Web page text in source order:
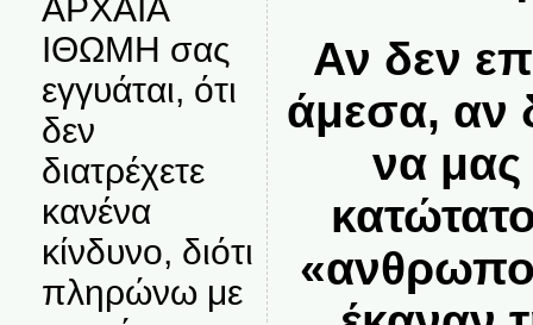
ΑΡΧΑΙΑ
ΙΘΩΜΗ σας
εγγυάται, ότι
δεν
διατρέχετε
κανένα
κίνδυνο, διότι
πληρώνω με
Αν δεν
άμεσα, αν
να